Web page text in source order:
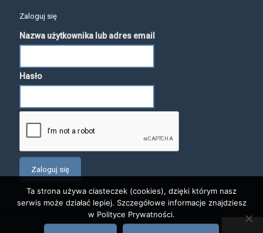
Zaloguj się
Nazwa użytkownika lub adres email
Hasło
Ta strona używa ciasteczek (cookies), dzięki którym nasz
serwis może działać lepiej. Szczegółowe informacje znajdziesz
w Polityce Prywatności.